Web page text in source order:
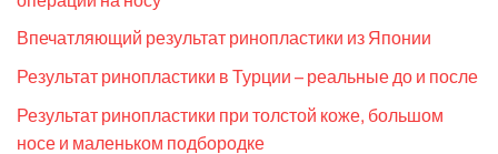
Впечатляющий результат ринопластики из Японии
Результат ринопластики в Турции – реальные до и после
Результат ринопластики при толстой коже, большом
носе и маленьком подбородке